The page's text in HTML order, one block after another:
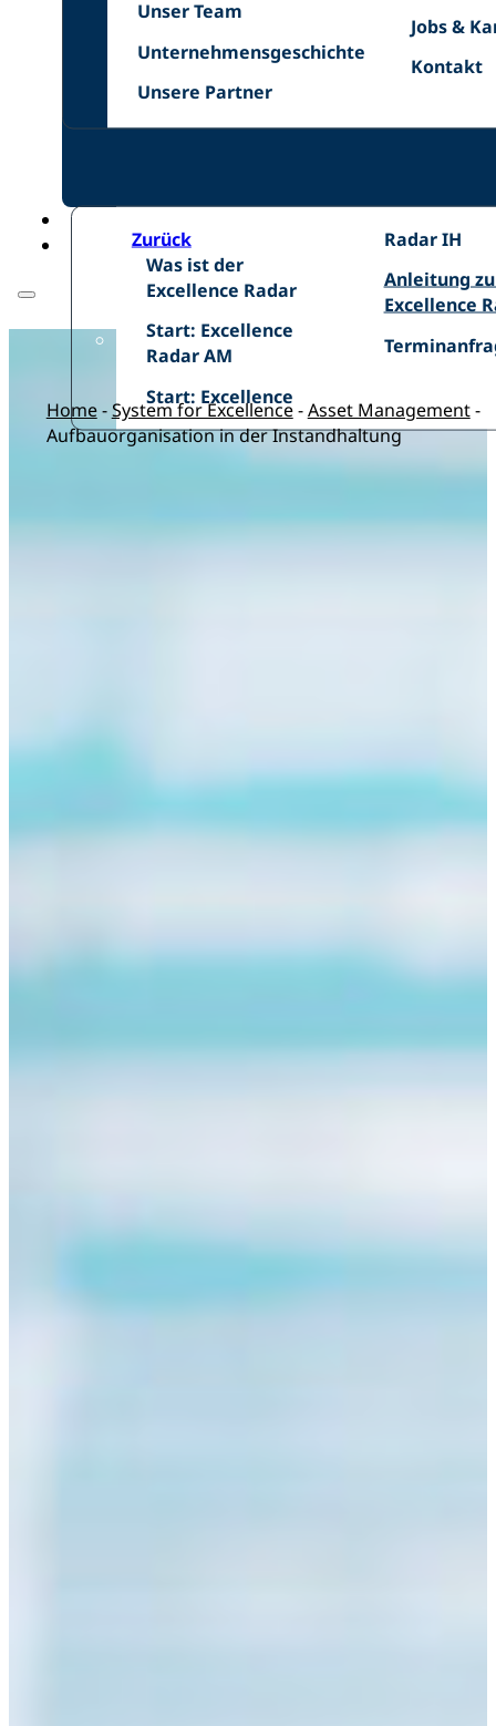
Unser Team
Unser
Unternehmensgeschichte
Unternehmensgeschichte
Unsere Partner
Unsere
Jobs &
Jobs
Karriere
Kontakt
Kontakt
Zurück
Was ist der
Excellence Radar
Was
ist
Excellence
Radar
Start: Excellence
Radar AM
Start:
Excellence
AM
Start: Excellence
Radar IH
Start:
Excellence
IH
Anleitung
Excellence
Anleitung
zum
Radar
Home-System for Excellence-Asset Management-
Aufbauorganisation in der Instandhaltung